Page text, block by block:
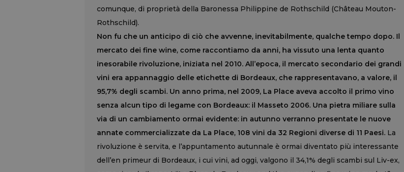
comunque, di proprietà della Baronessa Philippine de Rothschild (Château Mouton-
Rothschild).
Non fu che un anticipo di ciò che avvenne, inevitabilmente, qualche tempo dopo. Il
mercato dei fine wine, come raccontiamo da anni, ha vissuto una lenta quanto
inesorabile rivoluzione, iniziata nel 2010. All’epoca, il mercato secondario dei grandi
vini era appannaggio delle etichette di Bordeaux, che rappresentavano, a valore, il
95,7% degli scambi. Un anno prima, nel 2009, La Place aveva accolto il primo vino
senza alcun tipo di legame con Bordeaux: il Masseto 2006. Una pietra miliare sulla
via di un cambiamento ormai evidente: in autunno verranno presentate le nuove
annate commercializzate da La Place, 108 vini da 32 Regioni diverse di 11 Paesi. La
rivoluzione è servita, e l’appuntamento autunnale è ormai diventato più interessante
dell’en primeur di Bordeaux, i cui vini, ad oggi, valgono il 34,1% degli scambi sul Liv-ex,